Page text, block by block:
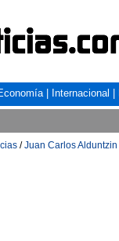
| Internacional
/Juan Carlos Alduntzin